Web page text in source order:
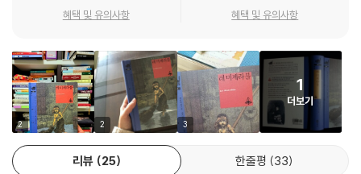
들이 이해하기 어려울 수도 있습니다. 이 책을 우리말로 옮기며, 저는 되도
훼손할 수 없는 노릇이라 한계가 따랐습니다. 하지만 이 축약본은 방대한
원본에서 꼭 필요한 부분만 모아 놓았기에 원작의 감동을 맛보기엔 부족함
이 없을 것입니다. -「옮긴이의 말」 중에서
『레 미제라블』은 특히 프랑스에선 필독서로 손꼽히며 장대한 내용 때문에
학교에서도 축약판으로 많이 읽힌다. 비룡소판은 이 소설의 인물들이 이끌
어 가는 주요한 이야기 전개뿐 아니라, 빅토르 위고의 시선이 담긴 역사, 사
혜택 및 유의사항 혜택 및 유의사항
2 2 3
1
더보기
리뷰 25 한줄평 33